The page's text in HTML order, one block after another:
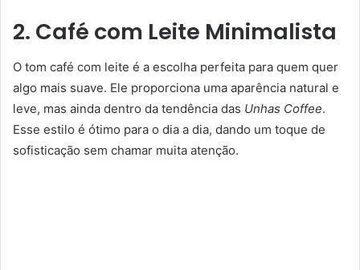
2. Café com Leite Minimalista
O tom café com leite é a escolha perfeita para quem quer
algo mais suave. Ele proporciona uma aparência natural e
leve, mas ainda dentro da tendência das Unhas Coffee.
Esse estilo é ótimo para o dia a dia, dando um toque de
sofisticação sem chamar muita atenção.